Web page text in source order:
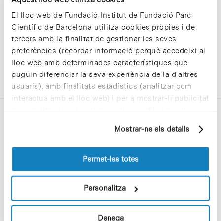
El lloc web de Fundació Institut de Fundació Parc
Científic de Barcelona utilitza cookies pròpies i de
tercers amb la finalitat de gestionar les seves
preferències (recordar informació perquè accedeixi al
lloc web amb determinades característiques que
puguin diferenciar la seva experiència de la d'altres
usuaris), amb finalitats estadístics (analitzar com
interactua amb el lloc web) i per a mostrar-li publicitat
personalitzada sobre la base d'un perfil elaborat a
pàgines visitades). Per a obtenir més informació sobre
les cookies pot consultar laPolítica de cookiesdel
Mostrar-ne els detalls
Permet-les totes
Personalitza
Denega
C/Baldiri Reixac, 4-12 i 15